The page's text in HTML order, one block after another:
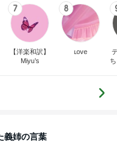
7
【洋楽和訳】
Miyu’s
8
ʟoᴠe
ち
義姉の言葉